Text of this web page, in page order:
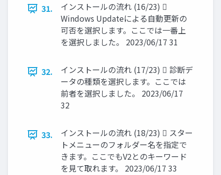
31.
インストールの流れ (16/23) 
Windows Updateによる自動更新の
可否を選択します。ここでは一番上
を選択しました。 2023/06/17 31
32.
インストールの流れ (17/23)  診断デ
ータの種類を選択します。ここでは
前者を選択しました。 2023/06/17
32
33.
インストールの流れ (18/23)  スター
トメニューのフォルダー名を指定で
きます。ここでもV2とのキーワード
を見て取れます。 2023/06/17 33